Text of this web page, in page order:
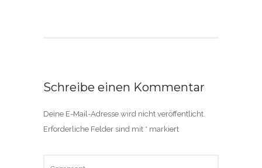
Schreibe einen Kommentar
Deine E-Mail-Adresse wird nicht veröffentlicht.
Erforderliche Felder sind mit * markiert